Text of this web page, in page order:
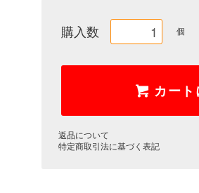
購入数 個
カー
返品について
特定商取引法に基づく表記